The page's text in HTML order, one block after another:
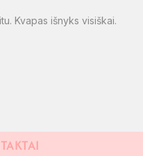
Kvapas išnyks visiškai.